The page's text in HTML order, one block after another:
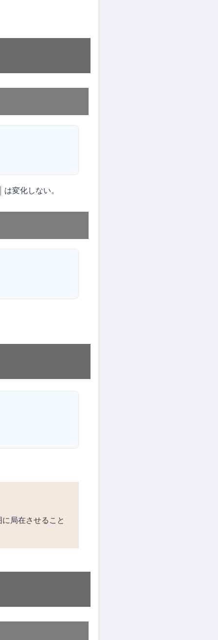
は変化しない。
局在させること